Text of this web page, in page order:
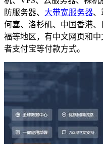
防服务器、 大带宽服务器、
何塞、洛杉矶、中国香港
福等地区，有中文网页和
者支付宝等付款方式。